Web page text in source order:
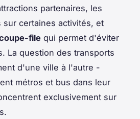
partenaires, les
sur certaines activités, et
file qui permet d'éviter
La question des transports
d'une ville à l'autre -
métros et bus dans leur
exclusivement sur